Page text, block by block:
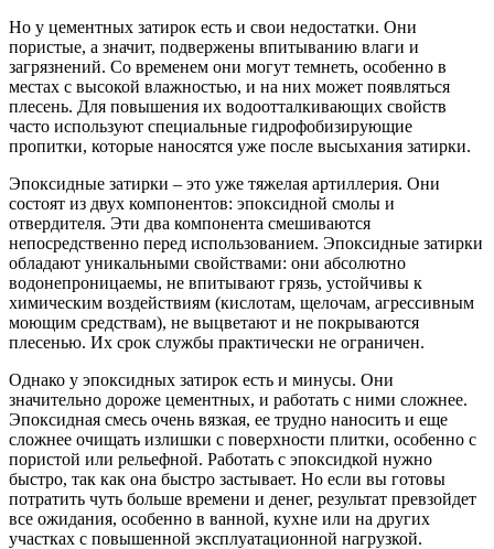
Но у цементных затирок есть и свои недостатки. Они
пористые, а значит, подвержены впитыванию влаги и
загрязнений. Со временем они могут темнеть, особенно в
местах с высокой влажностью, и на них может появляться
плесень. Для повышения их водоотталкивающих свойств
часто используют специальные гидрофобизирующие
пропитки, которые наносятся уже после высыхания затирки.
Эпоксидные затирки – это уже тяжелая артиллерия. Они
состоят из двух компонентов: эпоксидной смолы и
отвердителя. Эти два компонента смешиваются
непосредственно перед использованием. Эпоксидные затирки
обладают уникальными свойствами: они абсолютно
водонепроницаемы, не впитывают грязь, устойчивы к
химическим воздействиям (кислотам, щелочам, агрессивным
моющим средствам), не выцветают и не покрываются
плесенью. Их срок службы практически не ограничен.
Однако у эпоксидных затирок есть и минусы. Они
значительно дороже цементных, и работать с ними сложнее.
Эпоксидная смесь очень вязкая, ее трудно наносить и еще
сложнее очищать излишки с поверхности плитки, особенно с
пористой или рельефной. Работать с эпоксидкой нужно
быстро, так как она быстро застывает. Но если вы готовы
потратить чуть больше времени и денег, результат превзойдет
все ожидания, особенно в ванной, кухне или на других
участках с повышенной эксплуатационной нагрузкой.